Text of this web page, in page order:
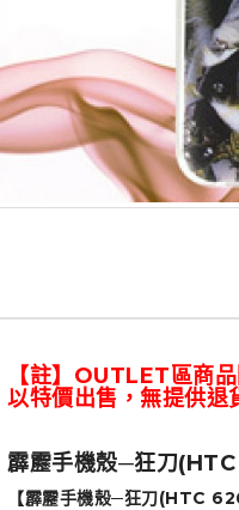
【註】 OUTLET區商
以特價出售，無提供退
霹靂手機殼─狂刀
【霹靂手機殼─狂刀(HTC